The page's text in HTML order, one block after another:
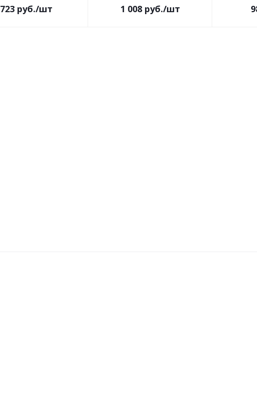
723руб./шт 1 008 руб./шт